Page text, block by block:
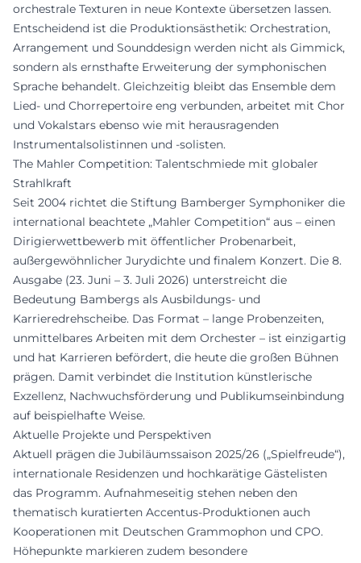
orchestrale Texturen in neue Kontexte übersetzen lassen.
Entscheidend ist die Produktionsästhetik: Orchestration,
Arrangement und Sounddesign werden nicht als Gimmick,
sondern als ernsthafte Erweiterung der symphonischen
Sprache behandelt. Gleichzeitig bleibt das Ensemble dem
Lied- und Chorrepertoire eng verbunden, arbeitet mit Chor
und Vokalstars ebenso wie mit herausragenden
Instrumentalsolistinnen und -solisten.
The Mahler Competition: Talentschmiede mit globaler
Strahlkraft
Seit 2004 richtet die Stiftung Bamberger Symphoniker die
international beachtete „Mahler Competition“ aus – einen
Dirigierwettbewerb mit öffentlicher Probenarbeit,
außergewöhnlicher Jurydichte und finalem Konzert. Die 8.
Ausgabe (23. Juni – 3. Juli 2026) unterstreicht die
Bedeutung Bambergs als Ausbildungs- und
Karrieredrehscheibe. Das Format – lange Probenzeiten,
unmittelbares Arbeiten mit dem Orchester – ist einzigartig
und hat Karrieren befördert, die heute die großen Bühnen
prägen. Damit verbindet die Institution künstlerische
Exzellenz, Nachwuchsförderung und Publikumseinbindung
auf beispielhafte Weise.
Aktuelle Projekte und Perspektiven
Aktuell prägen die Jubiläumssaison 2025/26 („Spielfreude“),
internationale Residenzen und hochkarätige Gästelisten
das Programm. Aufnahmeseitig stehen neben den
thematisch kuratierten Accentus-Produktionen auch
Kooperationen mit Deutschen Grammophon und CPO.
Höhepunkte markieren zudem besondere